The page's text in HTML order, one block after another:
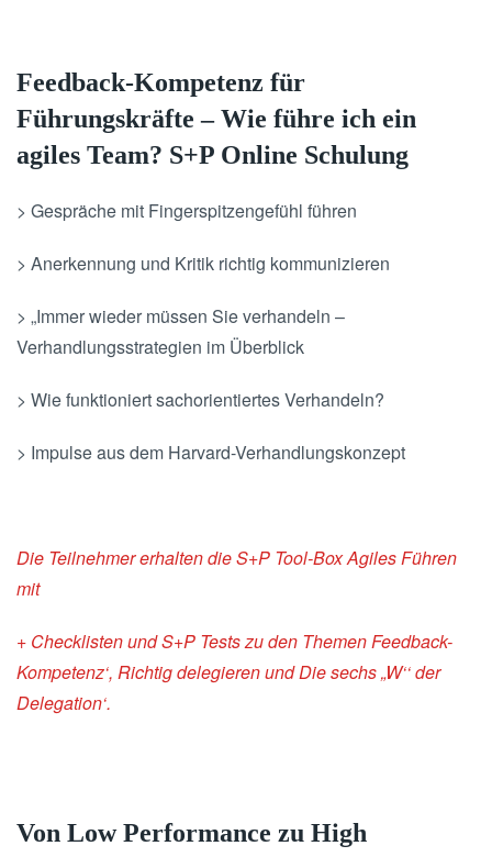
Feedback-Kompetenz für
Führungskräfte – Wie führe ich ein
agiles Team? S+P Online Schulung
> Gespräche mit Fingerspitzengefühl führen
> Anerkennung und Kritik richtig kommunizieren
> „Immer wieder müssen Sie verhandeln –
Verhandlungsstrategien im Überblick
> Wie funktioniert sachorientiertes Verhandeln?
> Impulse aus dem Harvard-Verhandlungskonzept
Die Teilnehmer erhalten die S+P Tool-Box Agiles Führen
mit
+ Checklisten und S+P Tests zu den Themen Feedback-
Kompetenz‘, Richtig delegieren und Die sechs „W‘‘ der
Delegation‘.
Von Low Performance zu High